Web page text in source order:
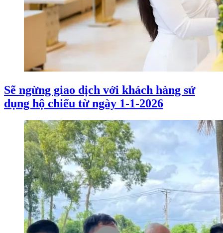
Sẽ ngừng giao dịch với khách hàng sử
dụng hộ chiếu từ ngày 1-1-2026